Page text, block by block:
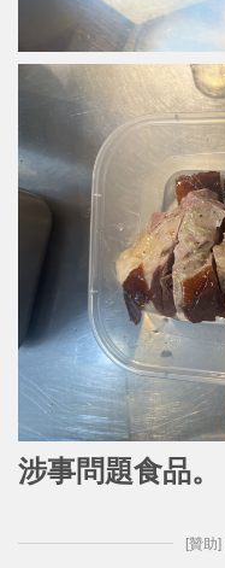
涉事問題食品
[贊助